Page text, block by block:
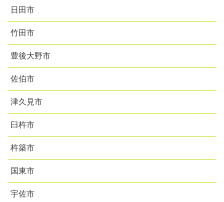
日田市
竹田市
豊後大野市
佐伯市
津久見市
臼杵市
杵築市
国東市
宇佐市